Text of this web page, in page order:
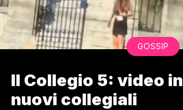
GOSSIP
Il Collegio 5: video
nuovi collegiali